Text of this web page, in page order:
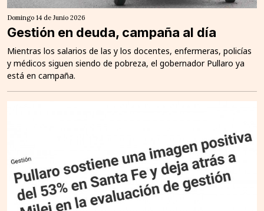
Domingo 14 de Junio 2026
Gestión en deuda, campaña al día
Mientras los salarios de las y los docentes, enfermeras, policías
y médicos siguen siendo de pobreza, el gobernador Pullaro ya
está en campaña.